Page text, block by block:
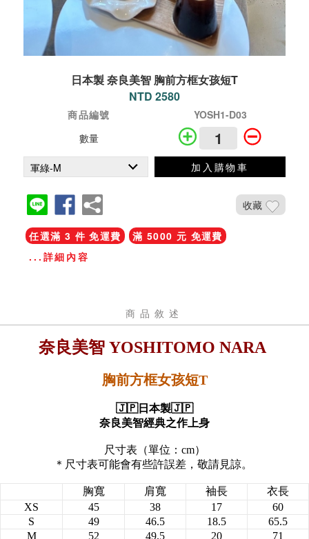
日本製 奈良美智 胸前方框女孩短T
NTD 2580
商品編號
YOSH1-D03
數量
加入購物車
收藏
任選滿 3 件 免運費
滿 5000 元 免運費
...詳細內容
商品敘述